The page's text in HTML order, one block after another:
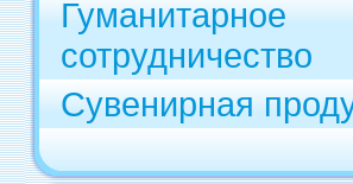
Гуманитарное
сотрудничество
Сувенирная